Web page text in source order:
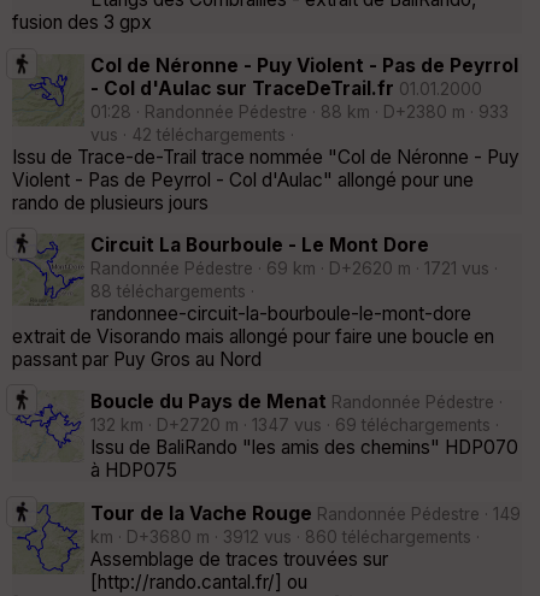
fusion des 3 gpx
Col de Néronne - Puy Violent - Pas de Peyrrol
- Col d'Aulac sur TraceDeTrail.fr 01.01.2000
01:28 · Randonnée Pédestre · 88 km · D+2380 m · 933
vus · 42 téléchargements ·
Issu de Trace-de-Trail trace nommée "Col de Néronne - Puy
Violent - Pas de Peyrrol - Col d'Aulac" allongé pour une
rando de plusieurs jours
Circuit La Bourboule - Le Mont Dore
Randonnée Pédestre · 69 km · D+2620 m · 1721 vus ·
88 téléchargements ·
randonnee-circuit-la-bourboule-le-mont-dore
extrait de Visorando mais allongé pour faire une boucle en
passant par Puy Gros au Nord
Boucle du Pays de Menat Randonnée Pédestre ·
132 km · D+2720 m · 1347 vus · 69 téléchargements ·
Issu de BaliRando "les amis des chemins" HDP070
à HDP075
Tour de la Vache Rouge Randonnée Pédestre · 149
km · D+3680 m · 3912 vus · 860 téléchargements ·
Assemblage de traces trouvées sur
[http://rando.cantal.fr/] ou